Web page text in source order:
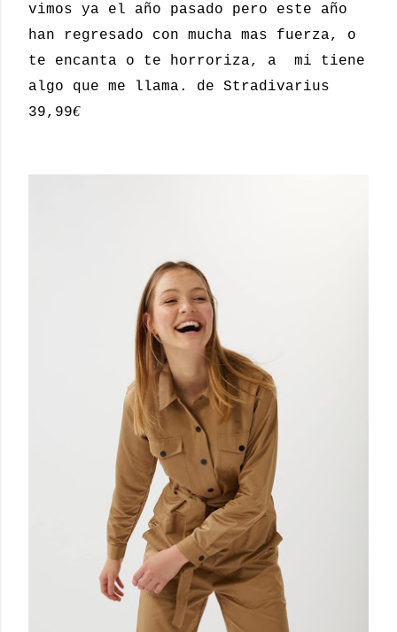
vimos ya el año pasado pero este año
han regresado con mucha mas fuerza, o
te encanta o te horroriza, a mi tiene
algo que me llama. de Stradivarius
39,99€